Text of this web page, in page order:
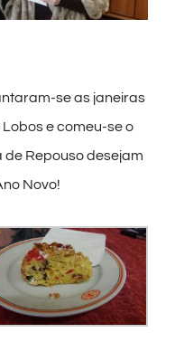
se as janeiras
e comeu-se o
de Repouso desejam
Novo!